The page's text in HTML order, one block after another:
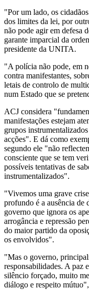
"Por um lado, os
dos limites da lei, por
não pode agir em defesa
garante imparcial da
presidente da UNITA.
"A polícia não pode, em
contra manifestantes,
letais de controlo de
num Estado que se
ACJ considera
manifestações estejam
grupos
acções". E dá como
segundo ele "não
consciente que se tem
possíveis tentativas de
instrumentalizados".
"Vivemos uma grave
profundo é a ausência de
governo que ignora os
arrogância e repressão
do maior partido da
os envolvidos".
"Mas o governo,
responsabilidades. A paz
silêncio forçado, muito
diálogo e respeito